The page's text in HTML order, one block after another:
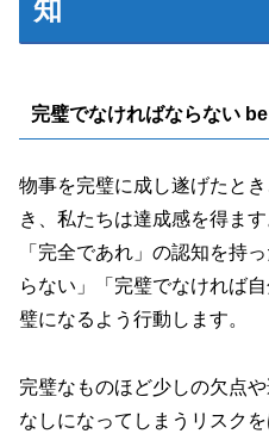
知
完璧でなければならない
物事を完璧に成し遂げたと
き、私たちは達成感を得ます
「完全であれ」の認知を持
らない」「完璧でなければ
璧になるよう行動します。
完璧なものほど少しの欠点
なしになってしまうリスクを